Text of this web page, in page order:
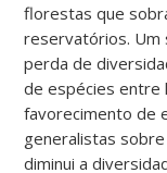
florestas que
reservatórios. Um
perda de
de espécies entre
favorecimento de
generalistas
diminui a